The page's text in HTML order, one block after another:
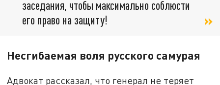
заседания, чтобы максимально соблюсти
его право на защиту!
Несгибаемая воля русского самурая
Адвокат рассказал, что генерал не теряет